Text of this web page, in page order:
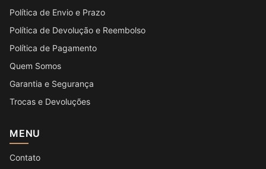
Política de Envio e Prazo
Política de Devolução e Reembolso
Política de Pagamento
Quem Somos
Garantia e Segurança
Trocas e Devoluções
MENU
Contato